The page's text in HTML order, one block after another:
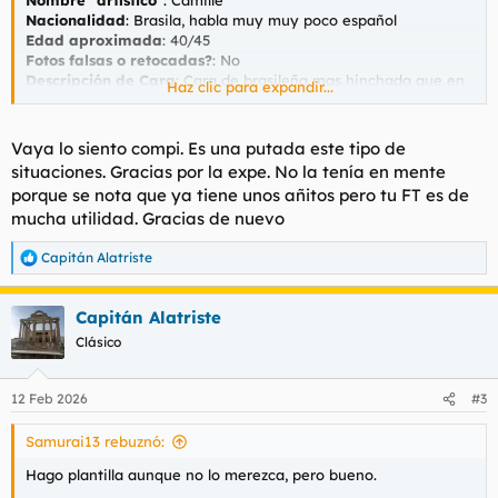
Nacionalidad: Brasila, habla muy muy poco español
Edad aproximada: 40/45
Fotos falsas o retocadas?: No
Descripción de Cara: Cara de brasileña mas hinchada que en
las fotos, pero guapeta
culo y unos tetones de infarto aunque con un poco de barriga
Descripción de Carácter : hace por agradar
Fumadora: no se lo noté
CONTACTO
Teléfono: 615753598
Web/Anuncio: hotvlc
Dirección: Peset Aleixandre
LUGAR DE ENCUENTRO
Aire Acondicionado/Calefacción
Discreción del lugar
Valoración de las instalaciones: buenas
SERVICIO
Fecha aproximada de la experiencia
Duración real del servicio: 30 mins
Haz clic para expandir...
Vaya lo siento compi. Es una putada este tipo de
situaciones. Gracias por la expe. No la tenía en mente
porque se nota que ya tiene unos añitos pero tu FT es de
mucha utilidad. Gracias de nuevo
R
e
a
c
c
i
e
s
Capitán Alatriste
Capitán Alatriste
Clásico
12 Feb 2026 #3
Samurai13 rebuznó:
Hago plantilla aunque no lo merezca, pero bueno.